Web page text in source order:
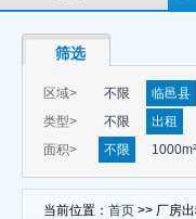
筛选
区域> 不限 临邑县
类型>
不限 出租
面积>
不限
当前位置： 首页 >> 厂房出